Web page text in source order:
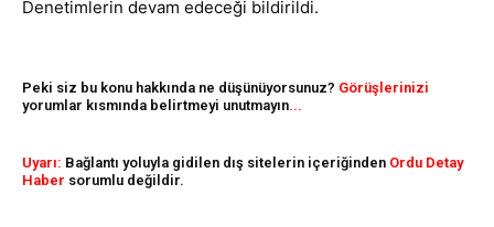
Denetimlerin devam edeceği bildirildi.
Peki siz bu konu hakkında ne düşünüyorsunuz? Görüşlerinizi
yorumlar kısmında belirtmeyi unutmayın...
Uyarı: Bağlantı yoluyla gidilen dış sitelerin içeriğinden Ordu Detay
Haber sorumlu değildir.